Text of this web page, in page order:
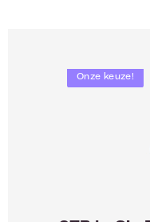
Onze keuze!